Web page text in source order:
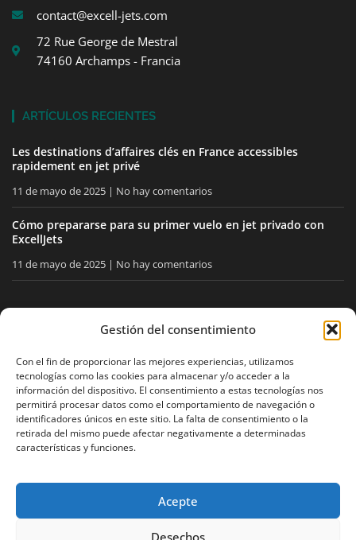
Gestión del consentimiento
Con el fin de proporcionar las mejores experiencias, utilizamos
tecnologías como las cookies para almacenar y/o acceder a la
información del dispositivo. El consentimiento a estas tecnologías nos
permitirá procesar datos como el comportamiento de navegación o
identificadores únicos en este sitio. La falta de consentimiento o la
retirada del mismo puede afectar negativamente a determinadas
características y funciones.
Acepte
Desechos
contact@excell-jets.com
72 Rue George de Mestral
74160 Archamps - Francia
ARTÍCULOS RECIENTES
Les destinations d’affaires clés en France accessibles
rapidement en jet privé
11 de mayo de 2025 No hay comentarios
Cómo prepararse para su primer vuelo en jet privado con
ExcellJets
11 de mayo de 2025 No hay comentarios
MANTÉNGASE INFORMADO
Reciba nuestros consejos y noticias directamente en su
buzón.
Aceptola política de privacidad